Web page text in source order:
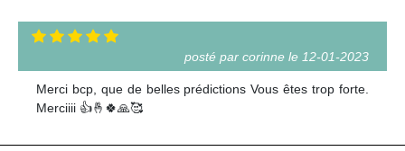
posté par corinne le 12-01-2023
Merci bcp, que de belles prédictions Vous êtes trop forte.
Merciiii 👍🤞🍀🙏🥰